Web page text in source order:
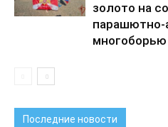
золото на
парашютно-
многоборью
Последние новости